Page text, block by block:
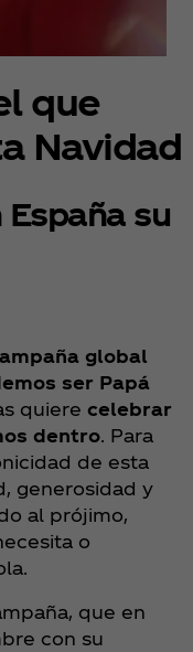
que
Navidad
España su
global
ser Papá
quiere celebrar
dentro . Para
de esta
generosidad y
al prójimo,
o
que en
con su